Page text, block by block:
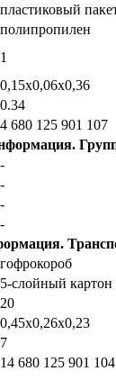
пластиковый
полипропилен
1
0,15х0,06х0,36
0.34
4 680 125 901 107
-
-
-
-
гофрокороб
5-слойный картон
20
0,45х0,26х0,23
7
14 680 125 901 104